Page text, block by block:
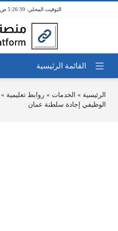
5:26:39 ص / 6 أغسطس 2026
الرئيسية » الخدمات » روابط تعليمية »
الوظيفي إجادة سلطنة عمان